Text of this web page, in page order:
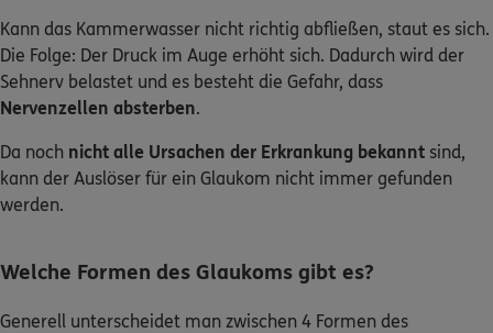
ERGO Berater finden
Kundenportal Log-in
Kann das Kammerwasser nicht richtig abfließen, staut es sich.
Die Folge: Der Druck im Auge erhöht sich. Dadurch wird der
Sehnerv belastet und es besteht die Gefahr, dass
Nervenzellen absterben.
Da noch nicht alle Ursachen der Erkrankung bekannt sind,
kann der Auslöser für ein Glaukom nicht immer gefunden
werden.
Welche Formen des Glaukoms gibt es?
Generell unterscheidet man zwischen 4 Formen des